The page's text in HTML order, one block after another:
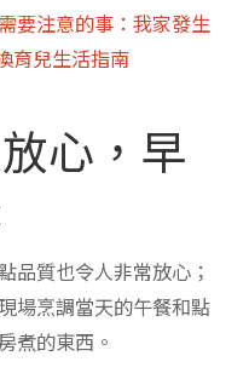
要注意的事：我家發生
育兒生活指南
心，早
品質也令人非常放心；
場烹調當天的午餐和點
煮的東西。